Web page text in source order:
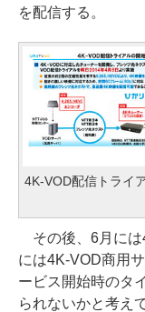
を配信する。
4K-VOD配信トライ
その後、6月には
には4K-VOD商用
ービス開始時のタ
られないかと考え